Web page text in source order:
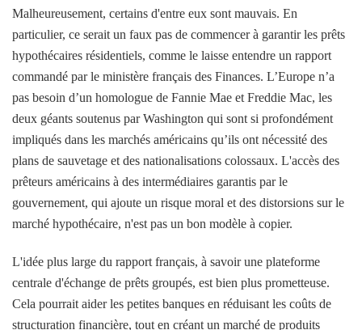
Malheureusement, certains d'entre eux sont mauvais. En
particulier, ce serait un faux pas de commencer à garantir les prêts
hypothécaires résidentiels, comme le laisse entendre un rapport
commandé par le ministère français des Finances. L’Europe n’a
pas besoin d’un homologue de Fannie Mae et Freddie Mac, les
deux géants soutenus par Washington qui sont si profondément
impliqués dans les marchés américains qu’ils ont nécessité des
plans de sauvetage et des nationalisations colossaux. L'accès des
prêteurs américains à des intermédiaires garantis par le
gouvernement, qui ajoute un risque moral et des distorsions sur le
marché hypothécaire, n'est pas un bon modèle à copier.
L'idée plus large du rapport français, à savoir une plateforme
centrale d'échange de prêts groupés, est bien plus prometteuse.
Cela pourrait aider les petites banques en réduisant les coûts de
structuration financière, tout en créant un marché de produits